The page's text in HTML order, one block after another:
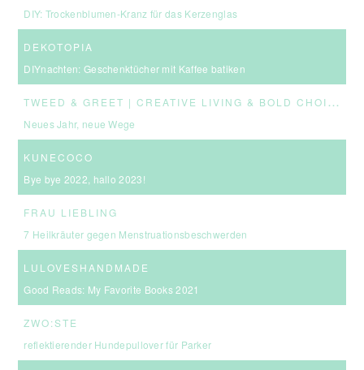
DIY: Trockenblumen-Kranz für das Kerzenglas
DEKOTOPIA
DIYnachten: Geschenktücher mit Kaffee batiken
T
WEED & GREET | CREATIVE LIVING & BOLD CHOICES
Neues Jahr, neue Wege
KUNECOCO
Bye bye 2022, hallo 2023!
FRAU LIEBLING
7 Heilkräuter gegen Menstruationsbeschwerden
LULOVESHANDMADE
Good Reads: My Favorite Books 2021
ZWO:STE
reflektierender Hundepullover für Parker